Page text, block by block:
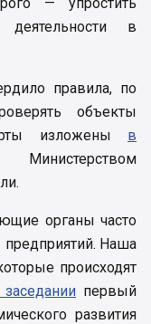
деятельности в
правила, по
объекты
изложены в
органы часто
Наша
происходят
первый
развития